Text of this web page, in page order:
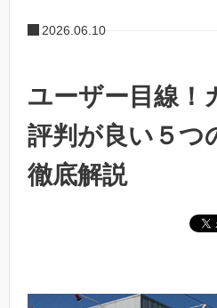
2026.06.10
ユーザー目線！
評判が良い５つ
徹底解説